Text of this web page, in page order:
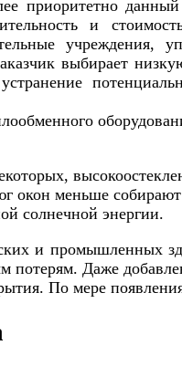
приоритетно данный
и
учреждения,
выбирает
окон меньше
солнечной энергии.
и промышленных
потерям. Даже
По мере